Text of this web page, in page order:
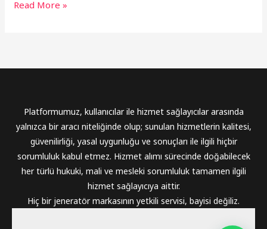
Read More »
Platformumuz, kullanıcılar ile hizmet sağlayıcılar arasında
yalnızca bir aracı niteliğinde olup; sunulan hizmetlerin kalitesi,
güvenilirliği, yasal uygunluğu ve sonuçları ile ilgili hiçbir
sorumluluk kabul etmez. Hizmet alımı sürecinde doğabilecek
her türlü hukuki, mali ve mesleki sorumluluk tamamen ilgili
hizmet sağlayıcıya aittir.
Hiç bir jeneratör markasının yetkili servisi, bayisi değiliz.